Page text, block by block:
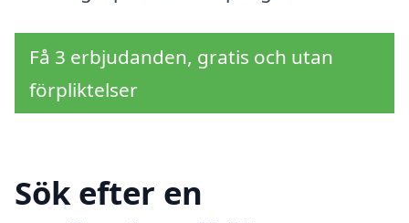
Få 3 erbjudanden, gratis och utan
förpliktelser
Sök efter en